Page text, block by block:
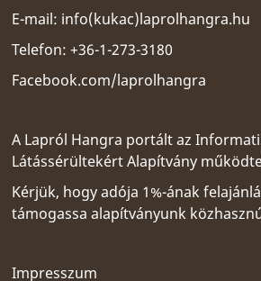
E-mail: info(kukac)laprolhangra.hu
Telefon: +36-1-273-3180
Facebook.com/laprolhangra
A Lapról Hangra portált az
Látássérültekért Alapítvány
Kérjük, hogy adója 1%-ának
támogassa alapítványunk
Impresszum